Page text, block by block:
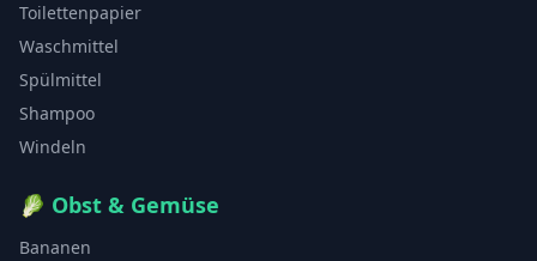
Toilettenpapier
Waschmittel
Spülmittel
Shampoo
Windeln
🥬 Obst & Gemüse
Bananen